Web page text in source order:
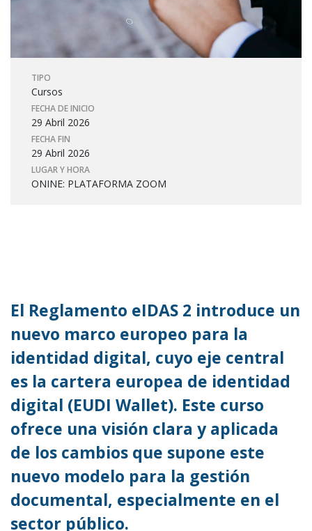
TIPO
Cursos
FECHA DE INICIO
29 Abril 2026
FECHA FIN
29 Abril 2026
LUGAR Y HORA
ONINE: PLATAFORMA ZOOM
El Reglamento eIDAS 2 introduce un
nuevo marco europeo para la
identidad digital, cuyo eje central
es la cartera europea de identidad
digital (EUDI Wallet). Este curso
ofrece una visión clara y aplicada
de los cambios que supone este
nuevo modelo para la gestión
documental, especialmente en el
sector público.